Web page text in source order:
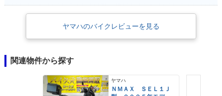
ヤマハのバイクレビューを見る
関連物件から探す
ヤマハ
ＮＭＡＸ ＳＥＬ１Ｊ